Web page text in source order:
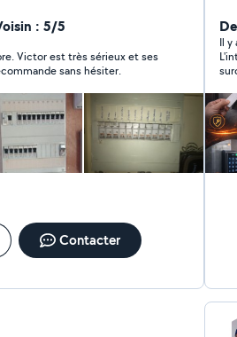
: 5/5
Victor est très sérieux et ses
sans hésiter.
Contacter
et
Il y
pu
espèces
en
A